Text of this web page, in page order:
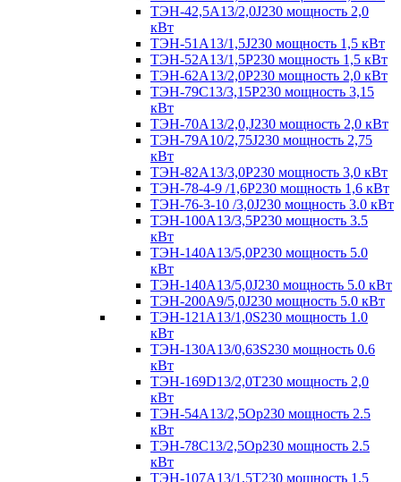
ТЭН-42,5А13/2,0J230 мощность 2,0
кВт
ТЭН-51А13/1,5J230 мощность 1,5 кВт
ТЭН-52А13/1,5Р230 мощность 1,5 кВт
ТЭН-62А13/2,0Р230 мощность 2,0 кВт
ТЭН-79С13/3,15Р230 мощность 3,15
кВт
ТЭН-70А13/2,0,J230 мощность 2,0 кВт
ТЭН-79А10/2,75J230 мощность 2,75
кВт
ТЭН-82А13/3,0Р230 мощность 3,0 кВт
ТЭН-78-4-9 /1,6P230 мощность 1,6 кВт
ТЭН-76-3-10 /3,0J230 мощность 3.0 кВт
ТЭН-100А13/3,5Р230 мощность 3.5
кВт
ТЭН-140А13/5,0Р230 мощность 5.0
кВт
ТЭН-140А13/5,0J230 мощность 5.0 кВт
ТЭН-200А9/5,0J230 мощность 5.0 кВт
ТЭН-121А13/1,0S230 мощность 1.0
кВт
ТЭН-130А13/0,63S230 мощность 0.6
кВт
ТЭН-169D13/2,0T230 мощность 2,0
кВт
ТЭН-54А13/2,5Ор230 мощность 2.5
кВт
ТЭН-78С13/2,5Ор230 мощность 2.5
кВт
ТЭН-107А13/1,5Т230 мощность 1.5